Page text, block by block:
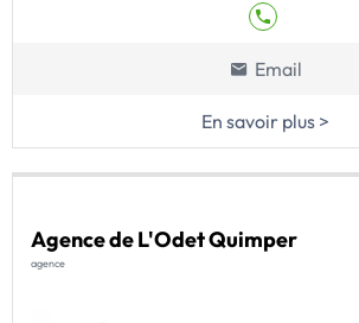
Email
En savoir plus >
Agence de L'Odet Quimper
agence